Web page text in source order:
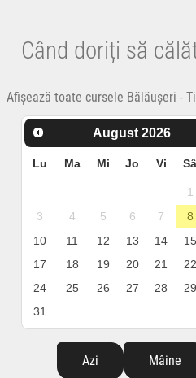
Când doriți să
Afișează toate cursele Bălăușeri -
August 2026
Lu Ma Mi Jo Vi Sâ
1
3
4 5 6 7 8
10
11 12 13 14 15
17
18 19 20 21 22
24
25 26 27 28 29
31
Azi Mâine